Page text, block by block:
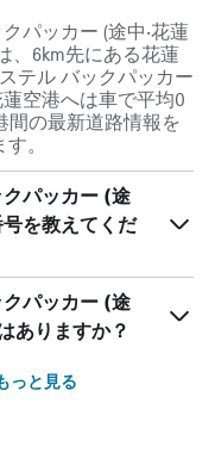
パッカー (途中‧花蓮
、6km先にある花蓮
テル バックパッカー
空港へは車で平均0
間の最新道路情報を
。
パッカー (途
を教えてくだ
パッカー (途
ありますか？
っと見る